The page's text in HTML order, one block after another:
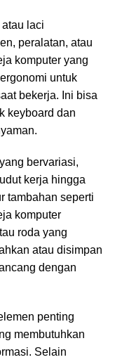
laci
peralatan, atau
komputer yang
untuk
bekerja. Ini bisa
keyboard dan
bervariasi,
kerja hingga
tambahan seperti
komputer
roda yang
atau disimpan
dengan
penting
membutuhkan
Selain